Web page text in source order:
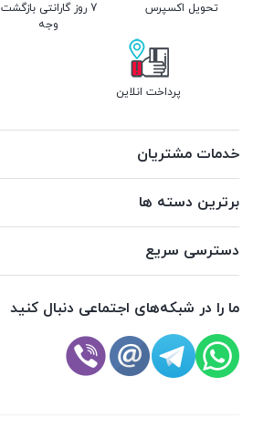
تحویل اکسپرس
7 روز گارانتی بازگشت
وجه
پرداخت انلاین
خدمات مشتریان
برترین دسته ها
دسترسی سریع
ما را در شبکه‌های اجتماعی دنبال کنید